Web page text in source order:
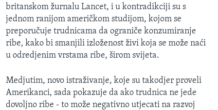
SLOBODA MEDIJA
ŽENSKA STRANA
IZBJEGLIČKA STRANA
MAGAZIN
O GLASU AMERIKE
Learning English
britanskom žurnalu Lancet, i u kontradikciji su s
jednom ranijom američkom studijom, kojom se
preporučuje trudnicama da ograniče konzumiranje
ribe, kako bi smanjili izloženost živi koja se može naći
u odredjenim vrstama ribe, širom svijeta.
Medjutim, novo istraživanje, koje su takodjer proveli
Amerikanci, sada pokazuje da ako trudnica ne jede
dovoljno ribe - to može negativno utjecati na razvoj